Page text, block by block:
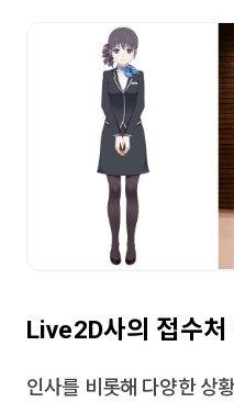
Live2D사의 접수
인사를 비롯해 다양한 상